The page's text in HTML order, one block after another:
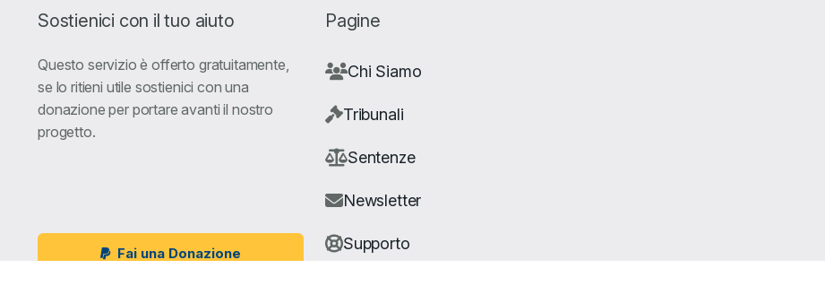
Sostienici con il tuo aiuto
Questo servizio è offerto gratuitamente,
se lo ritieni utile sostienici con una
donazione per portare avanti il nostro
progetto.
Fai una Donazione
Pagine
Chi Siamo
Tribunali
Sentenze
Newsletter
Supporto